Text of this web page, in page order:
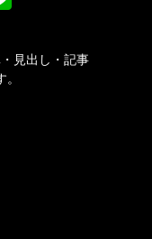
見出し・記事